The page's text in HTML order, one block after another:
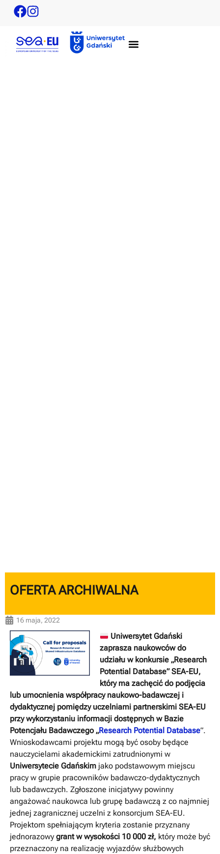
OFERTA ARCHIWALNA
16 maja, 2022
Uniwersytet Gdański
zaprasza naukowców do
udziału w konkursie „Research
Potential Database” SEA-EU,
który ma zachęcić do podjęcia
lub umocnienia współpracy naukowo-badawczej i
dydaktycznej pomiędzy uczelniami partnerskimi SEA-EU
przy wykorzystaniu informacji dostępnych w Bazie
Potencjału Badawczego „Research Potential Database”.
Wnioskodawcami projektu mogą być osoby będące
nauczycielami akademickimi zatrudnionymi w
Uniwersytecie Gdańskim jako podstawowym miejscu
pracy w grupie pracowników badawczo-dydaktycznych
lub badawczych. Zgłoszone inicjatywy powinny
angażować naukowca lub grupę badawczą z co najmniej
jednej zagranicznej uczelni z konsorcjum SEA-EU.
Projektom spełniającym kryteria zostanie przyznany
jednorazowygrant w wysokości 10 000 zł, który może być
przeznaczony na realizację wyjazdów służbowych